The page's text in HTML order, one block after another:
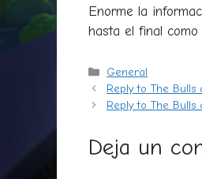
Enorme la
hasta el final como
Categorías
General
Reply to The Bulls
Reply to The Bulls
Deja un